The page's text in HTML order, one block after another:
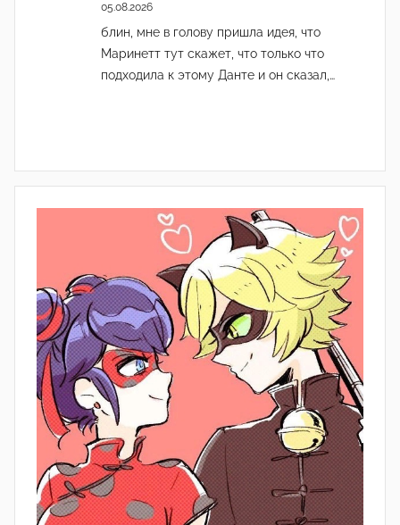
05.08.2026
блин, мне в голову пришла идея, что
Маринетт тут скажет, что только что
подходила к этому Данте и он сказал,…